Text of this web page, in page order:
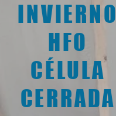
INVIERNO
HFO
CÉLULA
CERRADA